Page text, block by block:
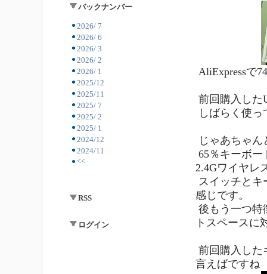
バックナンバー
2026/ 7
2026/ 6
2026/ 3
2026/ 2
2026/ 1
2025/12
2025/11
2025/ 7
2025/ 2
2025/ 1
2024/12
2024/11
<<
RSS
ログイン
AliExpressで
前回購入した
しばらく使
じゃあちゃ
65％キーボ
2.4Gワイヤレ
スイッチと
感じです。
後もう一つ特
トスペースに
前回購入した
言えばですね